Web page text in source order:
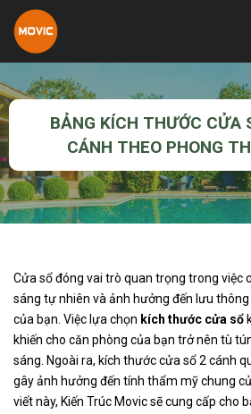
BẢNG KÍCH THƯỚC CỬA
CÁNH THEO PHONG
Cửa sổ đóng vai trò quan trọng trong việc
sáng tự nhiên và ảnh hưởng đến lưu
của bạn. Việc lựa chọn kích thước cửa sổ
khiến cho căn phòng của bạn trở nên tù
sáng. Ngoài ra, kích thước cửa sổ 2 cánh
gây ảnh hưởng đến tính thẩm mỹ chung
viết này, Kiến Trúc Movic sẽ cung cấp cho